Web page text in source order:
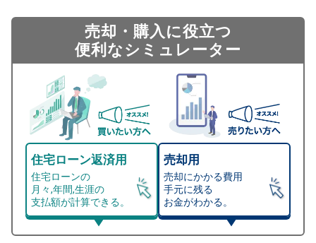
売却・購入に役立つ
便利なシミュレーター
住宅ローン返済用
住宅ローンの
月々,年間,生涯の
支払額が計算できる。
売却用
売却にかかる費用
手元に残る
お金がわかる。
総支払額シミュレーション
マンション売却シミュレーター